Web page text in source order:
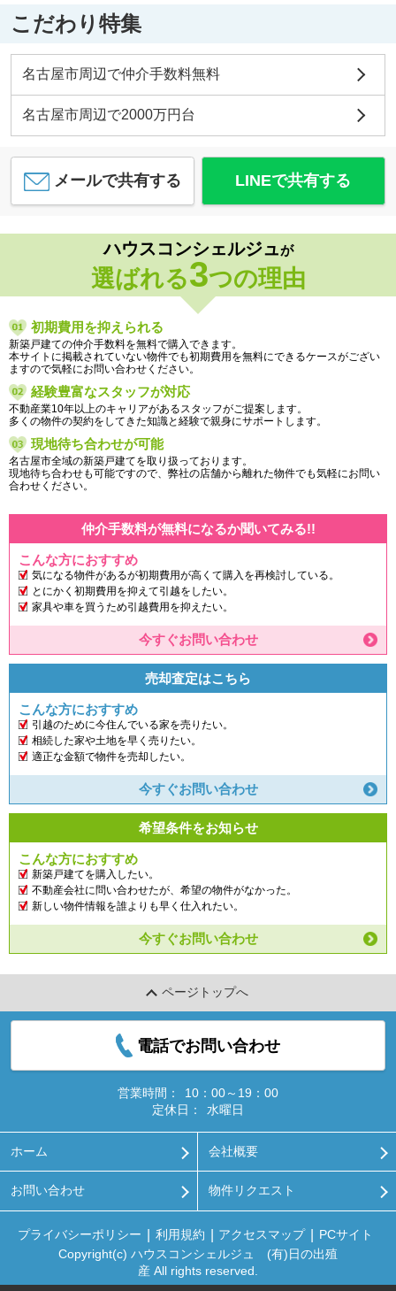
こだわり特集
名古屋市周辺で仲介手数料無料
名古屋市周辺で2000万円台
メールで共有する LINEで共有する
ハウスコンシェルジュが
選ばれる3つの理由
初期費用を抑えられる
新築戸建ての仲介手数料を無料で購入できます。
本サイトに掲載されていない物件でも初期費用を無料にできるケースがござい
ますので気軽にお問い合わせください。
経験豊富なスタッフが対応
不動産業10年以上のキャリアがあるスタッフがご提案します。
多くの物件の契約をしてきた知識と経験で親身にサポートします。
現地待ち合わせが可能
名古屋市全域の新築戸建てを取り扱っております。
現地待ち合わせも可能ですので、弊社の店舗から離れた物件でも気軽にお問い
合わせください。
仲介手数料が無料になるか聞いてみる!!
こんな方におすすめ
気になる物件があるが初期費用が高くて購入を再検討している。
とにかく初期費用を抑えて引越をしたい。
家具や車を買うため引越費用を抑えたい。
今すぐお問い合わせ
売却査定はこちら
こんな方におすすめ
引越のために今住んでいる家を売りたい。
相続した家や土地を早く売りたい。
適正な金額で物件を売却したい。
今すぐお問い合わせ
希望条件をお知らせ
こんな方におすすめ
新築戸建てを購入したい。
不動産会社に問い合わせたが、希望の物件がなかった。
新しい物件情報を誰よりも早く仕入れたい。
今すぐお問い合わせ
ページトップへ
電話でお問い合わせ
営業時間：
10：00～19：00
定休日：
水曜日
ホーム 会社概要
お問い合わせ 物件リクエスト
プライバシーポリシー 利用規約 アクセスマップ
PCサイト
Copyright(c) ハウスコンシェルジュ (有)日の出殖
産 All rights reserved.